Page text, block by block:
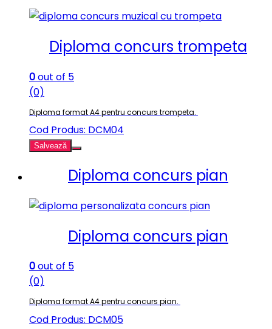
Diploma concurs trompeta
0out of 5
(0)
Diploma format A4 pentru concurs trompeta.
Cod Produs: DCM04
Salvează
Diploma concurs pian
Diploma concurs pian
0out of 5
(0)
Diploma format A4 pentru concurs pian.
Cod Produs: DCM05